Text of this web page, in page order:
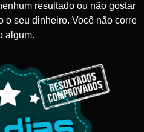
resultado ou não gostar
o seu dinheiro. Você não corre
algum.